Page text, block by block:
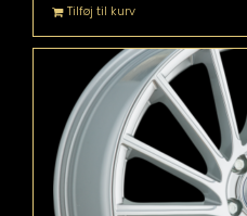
Tilføj til kurv